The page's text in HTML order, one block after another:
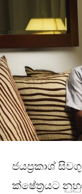
ජයප්‍රකාශ්
ක්ෂේත්‍රයට